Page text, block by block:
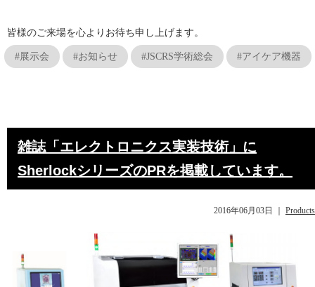
皆様のご来場を心よりお待ち申し上げます。
#展示会 #お知らせ #JSCRS学術総会 #アイケア機器
雑誌「エレクトロニクス実装技術」に
SherlockシリーズのPRを掲載しています。
2016年06月03日 Products